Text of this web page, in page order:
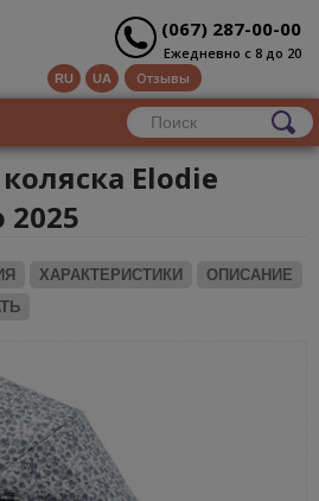
(067) 287-00-00
Ежедневно с 8 до 20
RU UA Отзывы
Elodie
2025
ХАРАКТЕРИСТИКИ
ОПИСАНИЕ